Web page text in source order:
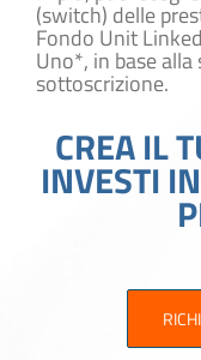
(switch) delle
Fondo Unit
Uno*, in base
sottoscrizione.
CREA IL
INVESTI